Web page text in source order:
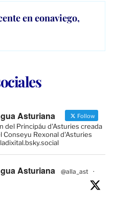
en eonaviego,
Asturiana Follow
del Principáu d'Asturies creada
Rexonal d'Asturies
Asturiana @alla_ast ·